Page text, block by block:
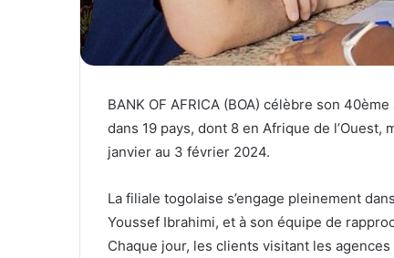
BANK OF AFRICA (BOA) célèbre son
dans 19 pays, dont 8 en Afrique de
janvier au 3 février 2024.
La filiale togolaise s’engage pleinement
Youssef Ibrahimi, et à son équipe de
Chaque jour, les clients visitant les agences